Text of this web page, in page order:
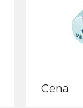
Cena